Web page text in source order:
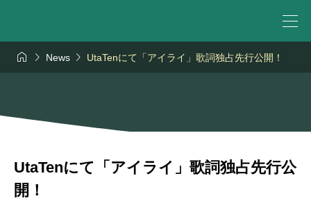
  News  UtaTenにて「アイライ」歌詞独占先行公開！
UtaTenにて「アイライ」歌詞独占先行公
開！